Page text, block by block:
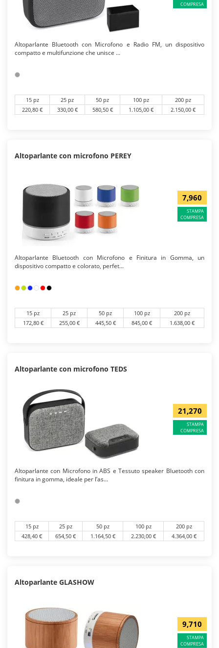
COMPRESA
Altoparlante Bluetooth con Microfono e Radio FM, un dispositivo
compatto e multifunzione che unisce ...
15 pz 25 pz 50 pz 100 pz
200 pz
220,80 €
330,00 € 580,50 € 1.105,00 € 2.150,00 €
Altoparlante con microfono PEREY
7,960
STAMPA
COMPRESA
Altoparlante Bluetooth con Microfono e Finitura in Gomma, un
dispositivo compatto e colorato, perfet...
15 pz 25 pz 50 pz 100 pz
200 pz
172,80 €
255,00 € 445,50 € 845,00 € 1.638,00 €
Altoparlante con microfono TEDS
21,270
STAMPA
COMPRESA
Altoparlante con Microfono in ABS e Tessuto speaker Bluetooth con
finitura in gomma, ideale per l’as...
15 pz 25 pz 50 pz 100 pz
200 pz
428,40 €
654,50 € 1.164,50 € 2.230,00 € 4.364,00 €
Altoparlante GLASHOW
9,710
STAMPA
COMPRESA